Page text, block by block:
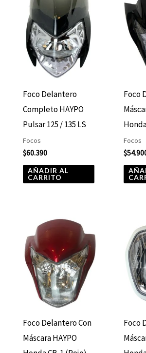
Foco Delantero
Completo HAYPO
Pulsar 125 / 135 LS
Focos
$60.390
AÑADIR AL
CARRITO
Foco
Focos
$
Foco Delantero Con
Máscara HAYPO
Foco